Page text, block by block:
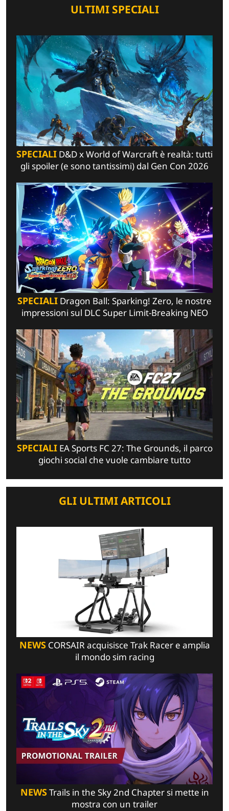
ULTIMI SPECIALI
SPECIALI D&D x World of Warcraft è realtà: tutti
gli spoiler (e sono tantissimi) dal Gen Con 2026
SPECIALI Dragon Ball: Sparking! Zero, le nostre
impressioni sul DLC Super Limit-Breaking NEO
SPECIALIEA Sports FC 27: The Grounds, il parco
giochi social che vuole cambiare tutto
GLI ULTIMI ARTICOLI
NEWSCORSAIR acquisisce Trak Racer e amplia
il mondo sim racing
NEWSTrails in the Sky 2nd Chapter si mette in
mostra con un trailer